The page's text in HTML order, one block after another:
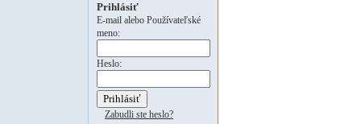
Prihlásiť
E-mail alebo Používateľské
meno:
Heslo:
Zabudli ste heslo?